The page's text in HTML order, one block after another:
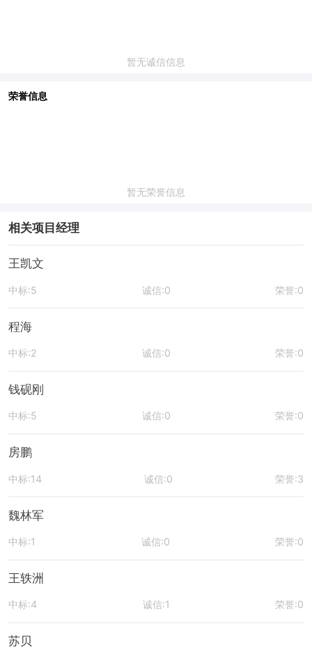
暂无诚信信息
荣誉信息
暂无荣誉信息
相关项目经理
王凯文
中标:5 诚信:0 荣誉:0
程海
中标:2 诚信:0 荣誉:0
钱砚刚
中标:5 诚信:0 荣誉:0
房鹏
中标:14 诚信:0 荣誉:3
魏林军
中标:1 诚信:0 荣誉:0
王轶洲
中标:4 诚信:1 荣誉:0
苏贝